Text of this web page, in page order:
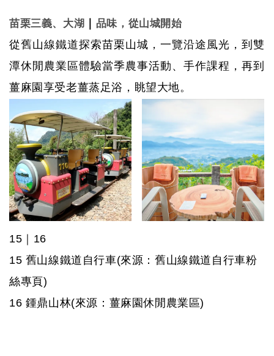
苗栗三義、大湖 品味，從山城開始
從舊山線鐵道探索苗栗山城，一覽沿途風光，到雙
潭休閒農業區體驗當季農事活動、手作課程，再到
薑麻園享受老薑蒸足浴，眺望大地。
15 ｜ 16
15 舊山線鐵道自行車(來源：舊山線鐵道自行車粉
絲專頁)
16 鍾鼎山林(來源 ： 薑麻園休閒農業區)